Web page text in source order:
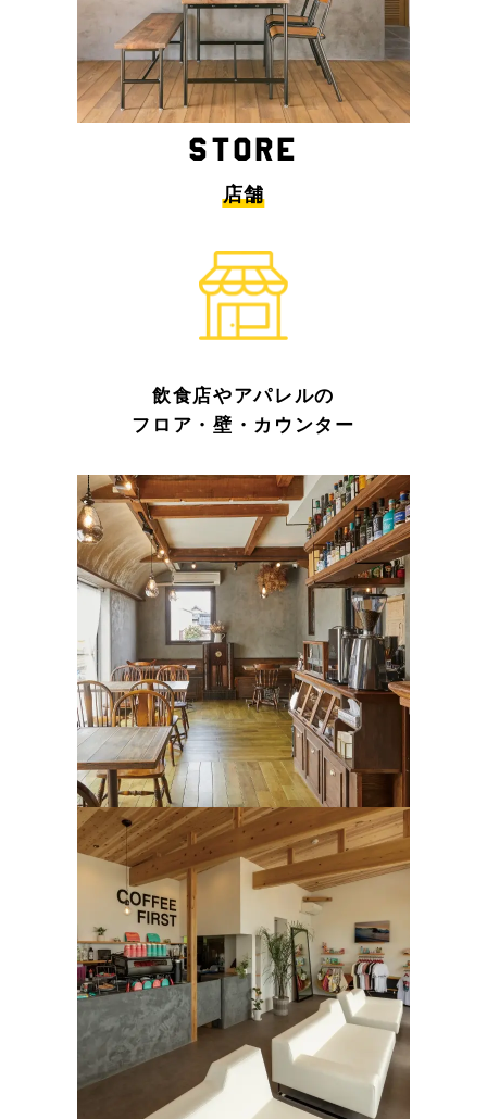
STORE
店舗
飲食店やアパレルの
フロア・壁・カウンター